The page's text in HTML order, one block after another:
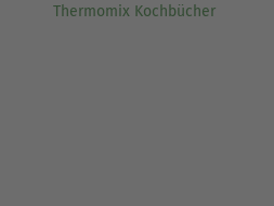
Thermomix Kochbücher